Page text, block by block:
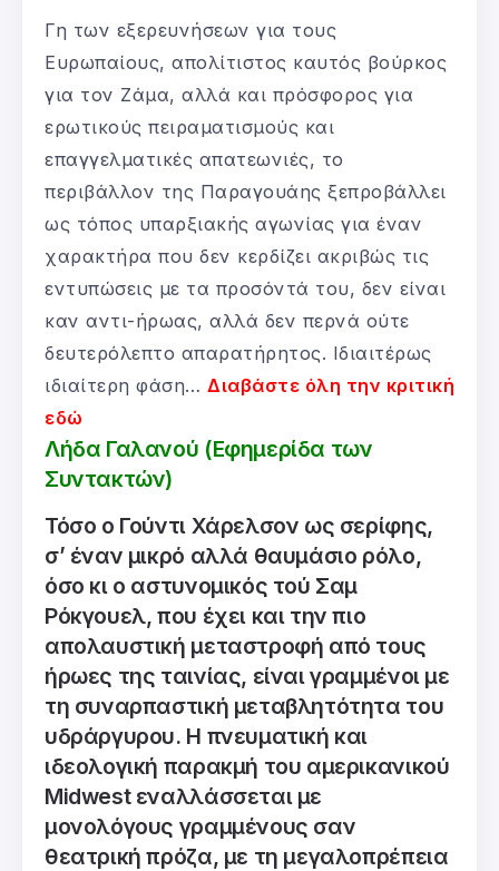
Γη των εξερευνήσεων για τους
Ευρωπαίους, απολίτιστος καυτός βούρκος
για τον Ζάμα, αλλά και πρόσφορος για
ερωτικούς πειραματισμούς και
επαγγελματικές απατεωνιές, το
περιβάλλον της Παραγουάης ξεπροβάλλει
ως τόπος υπαρξιακής αγωνίας για έναν
χαρακτήρα που δεν κερδίζει ακριβώς τις
εντυπώσεις με τα προσόντά του, δεν είναι
καν αντι-ήρωας, αλλά δεν περνά ούτε
δευτερόλεπτο απαρατήρητος. Ιδιαιτέρως
ιδιαίτερη φάση… Διαβάστε όλη την κριτική
εδώ
Λήδα Γαλανού (Εφημερίδα των
Συντακτών)
Τόσο ο Γούντι Χάρελσον ως σερίφης,
σ’ έναν μικρό αλλά θαυμάσιο ρόλο,
όσο κι ο αστυνομικός τού Σαμ
Ρόκγουελ, που έχει και την πιο
απολαυστική μεταστροφή από τους
ήρωες της ταινίας, είναι γραμμένοι με
τη συναρπαστική μεταβλητότητα του
υδράργυρου. Η πνευματική και
ιδεολογική παρακμή του αμερικανικού
Midwest εναλλάσσεται με
μονολόγους γραμμένους σαν
θεατρική πρόζα, με τη μεγαλοπρέπεια